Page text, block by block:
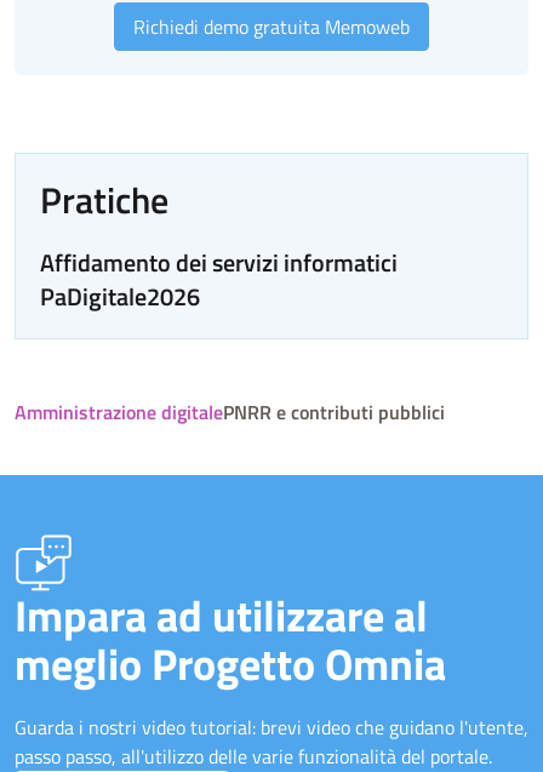
Richiedi demo gratuita Memoweb
Pratiche
Affidamento dei servizi informatici
PaDigitale2026
Amministrazione digitalePNRR e contributi pubblici
Impara ad utilizzare al
meglio Progetto Omnia
Guarda i nostri video tutorial: brevi video che guidano l'utente,
passo passo, all'utilizzo delle varie funzionalità del portale.